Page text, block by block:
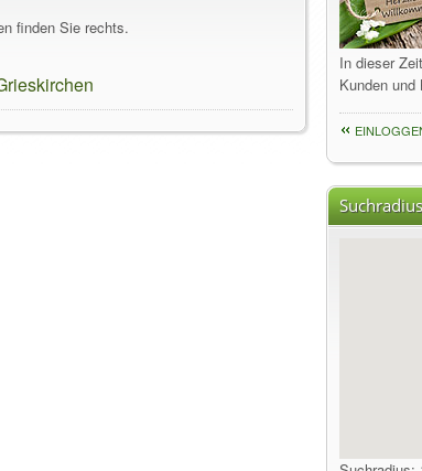
finden Sie rechts.
In dieser
Kunden und